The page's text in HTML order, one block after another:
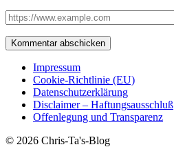
Impressum
Cookie-Richtlinie (EU)
Datenschutzerklärung
Disclaimer – Haftungsausschluß
Offenlegung und Transparenz
© 2026 Chris-Ta's-Blog